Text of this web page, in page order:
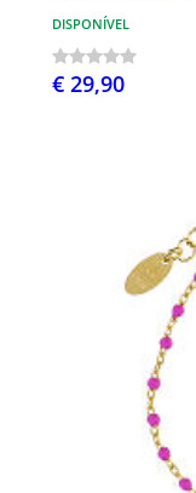
DISPONÍVEL
€ 29,90